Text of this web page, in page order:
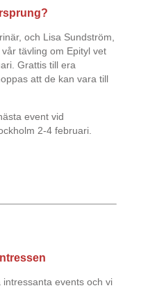
och Lisa Sundström,
tävling om Epityl vet
Grattis till era
att de kan vara till
event vid
2-4 februari.
events och vi